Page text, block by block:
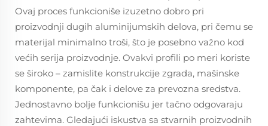
Ovaj proces funkcioniše izuzetno dobro pri
proizvodnji dugih aluminijumskih delova, pri čemu se
materijal minimalno troši, što je posebno važno kod
većih serija proizvodnje. Ovakvi profili po meri koriste
se široko – zamislite konstrukcije zgrada, mašinske
komponente, pa čak i delove za prevozna sredstva.
Jednostavno bolje funkcionišu jer tačno odgovaraju
zahtevima. Gledajući iskustva sa stvarnih proizvodnih